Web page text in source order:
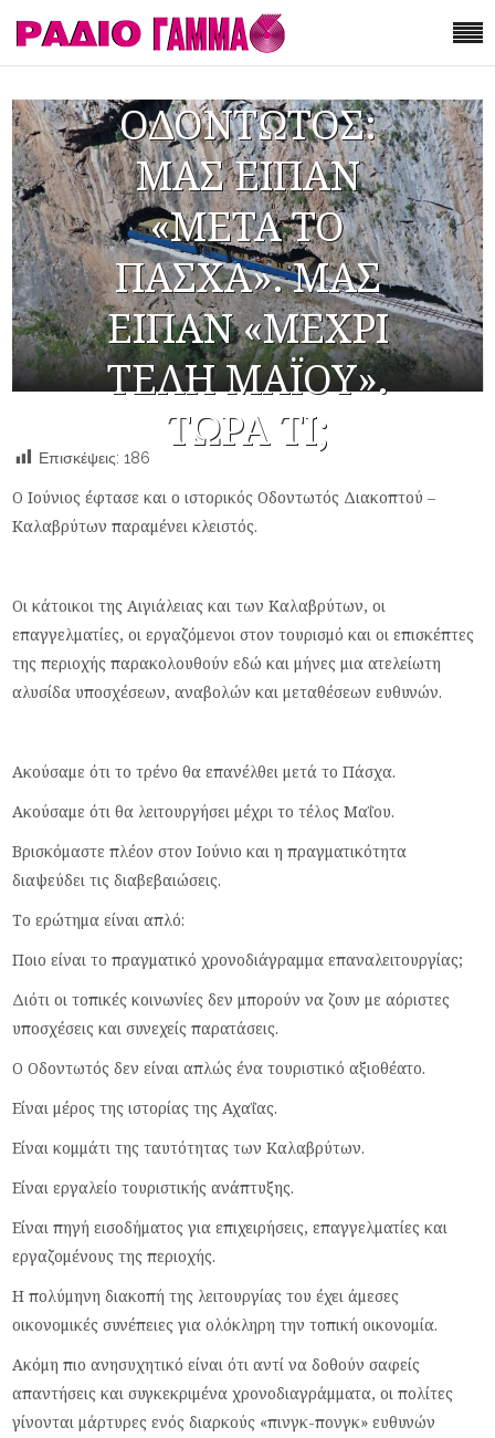
ΟΔΟΝΤΩΤΟΣ:
ΜΑΣ ΕΙΠΑΝ
«ΜΕΤΑ ΤΟ
ΠΑΣΧΑ». ΜΑΣ
ΕΙΠΑΝ «ΜΕΧΡΙ
ΤΕΛΗ ΜΑΪΟΥ».
ΤΩΡΑ ΤΙ;
Επισκέψεις: 186
Ο Ιούνιος έφτασε και ο ιστορικός Οδοντωτός Διακοπτού –
Καλαβρύτων παραμένει κλειστός.
Οι κάτοικοι της Αιγιάλειας και των Καλαβρύτων, οι
επαγγελματίες, οι εργαζόμενοι στον τουρισμό και οι επισκέπτες
της περιοχής παρακολουθούν εδώ και μήνες μια ατελείωτη
αλυσίδα υποσχέσεων, αναβολών και μεταθέσεων ευθυνών.
Ακούσαμε ότι το τρένο θα επανέλθει μετά το Πάσχα.
Ακούσαμε ότι θα λειτουργήσει μέχρι το τέλος Μαΐου.
Βρισκόμαστε πλέον στον Ιούνιο και η πραγματικότητα
διαψεύδει τις διαβεβαιώσεις.
Το ερώτημα είναι απλό:
Ποιο είναι το πραγματικό χρονοδιάγραμμα επαναλειτουργίας;
Διότι οι τοπικές κοινωνίες δεν μπορούν να ζουν με αόριστες
υποσχέσεις και συνεχείς παρατάσεις.
Ο Οδοντωτός δεν είναι απλώς ένα τουριστικό αξιοθέατο.
Είναι μέρος της ιστορίας της Αχαΐας.
Είναι κομμάτι της ταυτότητας των Καλαβρύτων.
Είναι εργαλείο τουριστικής ανάπτυξης.
Είναι πηγή εισοδήματος για επιχειρήσεις, επαγγελματίες και
εργαζομένους της περιοχής.
Η πολύμηνη διακοπή της λειτουργίας του έχει άμεσες
οικονομικές συνέπειες για ολόκληρη την τοπική οικονομία.
Ακόμη πιο ανησυχητικό είναι ότι αντί να δοθούν σαφείς
απαντήσεις και συγκεκριμένα χρονοδιαγράμματα, οι πολίτες
γίνονται μάρτυρες ενός διαρκούς «πινγκ-πονγκ» ευθυνών